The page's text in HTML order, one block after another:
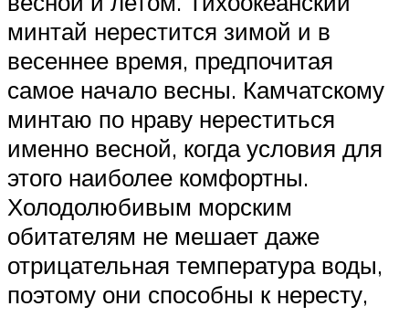
минтай нерестится зимой и в
весеннее время, предпочитая
самое начало весны. Камчатскому
минтаю по нраву нереститься
именно весной, когда условия для
этого наиболее комфортны.
Холодолюбивым морским
обитателям не мешает даже
отрицательная температура воды,
поэтому они способны к нересту,